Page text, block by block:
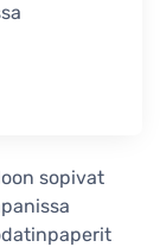
sopivat